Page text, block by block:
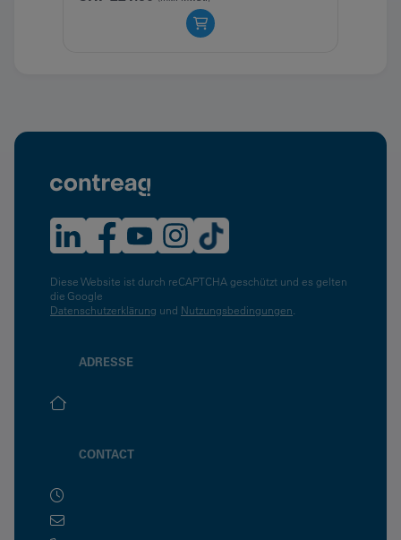
Diese Website ist durch reCAPTCHA geschützt und es gelten
die Google
Datenschutzerklärung und Nutzungsbedingungen
ADRESSE
CONTACT